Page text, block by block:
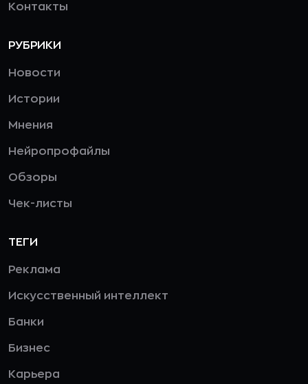
Контакты
РУБРИКИ
Новости
Истории
Мнения
Нейропрофайлы
Обзоры
Чек-листы
ТЕГИ
Реклама
Искусственный интеллект
Банки
Бизнес
Карьера